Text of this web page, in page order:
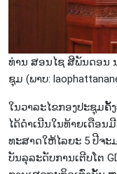
ທ່ານ ສອນ​ໄຊ ສີ​ພັນ​ດອນ
ຊຸມ (ພາບ:
ໃນ​ວ​າ​ລະໄຂ​ກອງ​ປະ​ຊຸມ​
ໄດ້​ດຳ​ເນີນ​ໃນ​ທ້າຍ​ເດືອນ
ທະ​ສາດ​ໃຫ້ໄລ​ຍະ 5 ປີ​ຈະ​
ບັນ​ລຸ​ລະດັບການ​ເຕີບ​ໂຕ